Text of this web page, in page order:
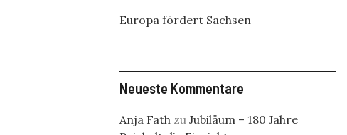
Europa fördert Sachsen
Neueste Kommentare
Anja Fath zu Jubiläum – 180 Jahre